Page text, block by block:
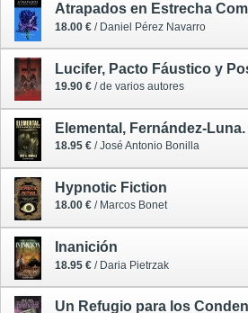
18.00 € / Daniel Pérez Navarro
19.90 € / de varios autores
18.95 € / José Antonio Bonilla
Hypnotic Fiction
18.00 € / Marcos Bonet
Inanición
18.95 € / Daria Pietrzak
Un Refugio para los